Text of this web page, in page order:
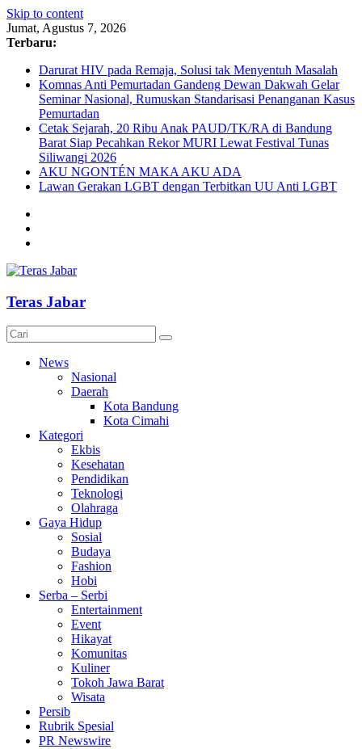
Skip to content
Jumat, Agustus 7, 2026
Terbaru:
Darurat HIV pada Remaja, Solusi tak Menyentuh Masalah
Komnas Anti Pemurtadan Gandeng Dewan Dakwah Gelar
Seminar Nasional, Rumuskan Standarisasi Penanganan Kasus
Pemurtadan
Cetak Sejarah, 20 Ribu Anak PAUD/TK/RA di Bandung
Barat Siap Pecahkan Rekor MURI Lewat Festival Tunas
Siliwangi 2026
AKU NGONTÉN MAKA AKU ADA
Lawan Gerakan LGBT dengan Terbitkan UU Anti LGBT
Teras Jabar
News
Nasional
Daerah
Kota Bandung
Kota Cimahi
Kategori
Ekbis
Kesehatan
Pendidikan
Teknologi
Olahraga
Gaya Hidup
Sosial
Budaya
Fashion
Hobi
Serba – Serbi
Entertainment
Event
Hikayat
Komunitas
Kuliner
Tokoh Jawa Barat
Wisata
Persib
Rubrik Spesial
PR Newswire